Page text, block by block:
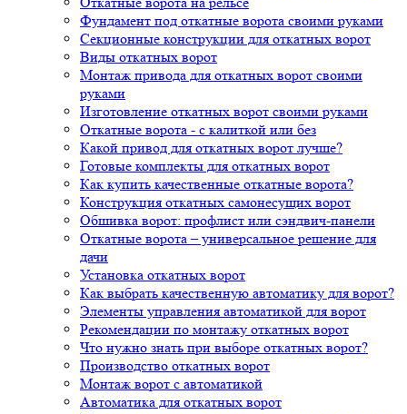
Фундамент под откатные ворота своими руками
Секционные конструкции для откатных ворот
Виды откатных ворот
Монтаж привода для откатных ворот своими
руками
Изготовление откатных ворот своими руками
Откатные ворота - с калиткой или без
Какой привод для откатных ворот лучше?
Готовые комплекты для откатных ворот
Как купить качественные откатные ворота?
Конструкция откатных самонесущих ворот
Обшивка ворот: профлист или сэндвич-панели
Откатные ворота – универсальное решение для
дачи
Установка откатных ворот
Как выбрать качественную автоматику для ворот?
Элементы управления автоматикой для ворот
Рекомендации по монтажу откатных ворот
Что нужно знать при выборе откатных ворот?
Производство откатных ворот
Монтаж ворот с автоматикой
Автоматика для откатных ворот